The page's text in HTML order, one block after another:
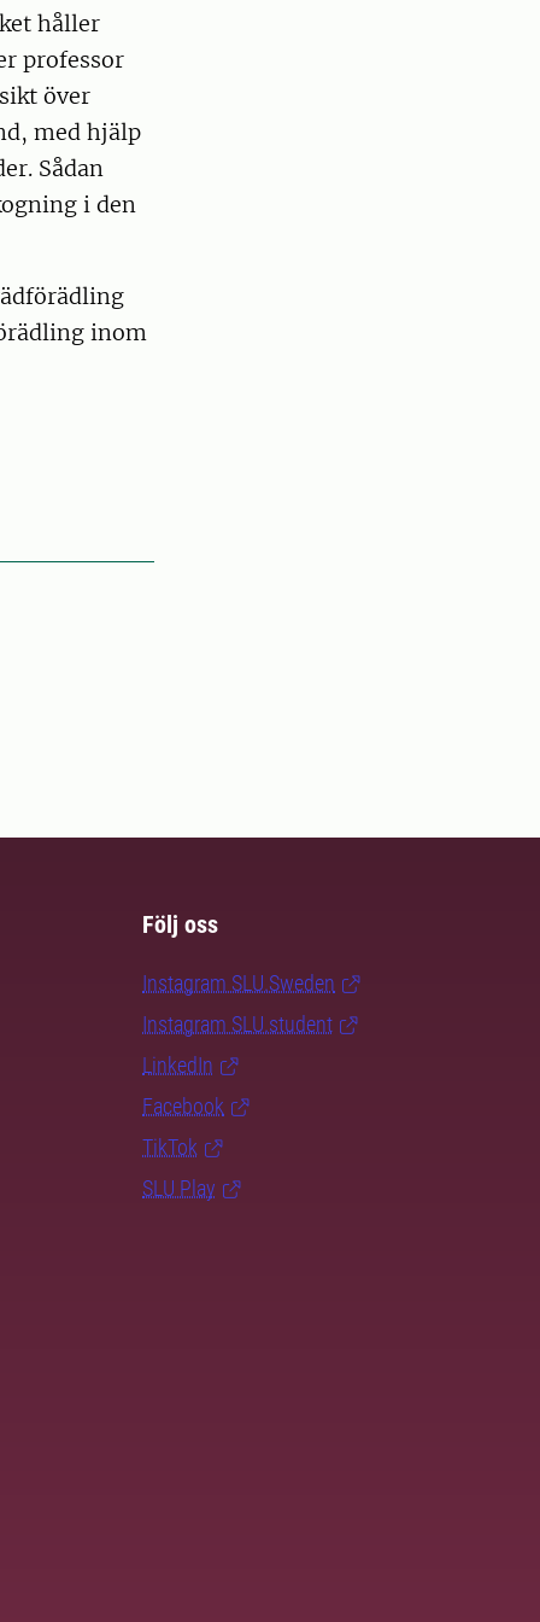
håller
professor
över
med hjälp
Sådan
i den
inom
Följ oss
Instagram SLU.Sweden
Instagram SLU.student
LinkedIn
Facebook
TikTok
SLU Play